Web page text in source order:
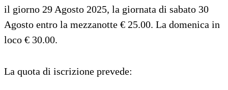
il giorno 29 Agosto 2025, la giornata di sabato 30
Agosto entro la mezzanotte € 25.00. La domenica in
loco € 30.00.
La quota di iscrizione prevede: